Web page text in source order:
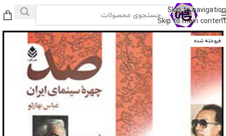
Skip to navigation
Skip to main content
فروخته شده